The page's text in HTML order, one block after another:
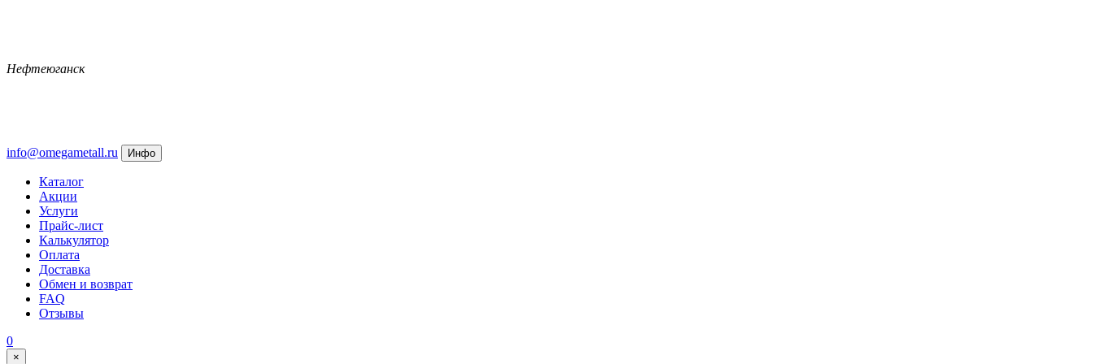
Нефтеюганск
info@omegametall.ru Инфо
Каталог
Акции
Услуги
Прайс-лист
Калькулятор
Оплата
Доставка
Обмен и возврат
FAQ
Отзывы
0
×